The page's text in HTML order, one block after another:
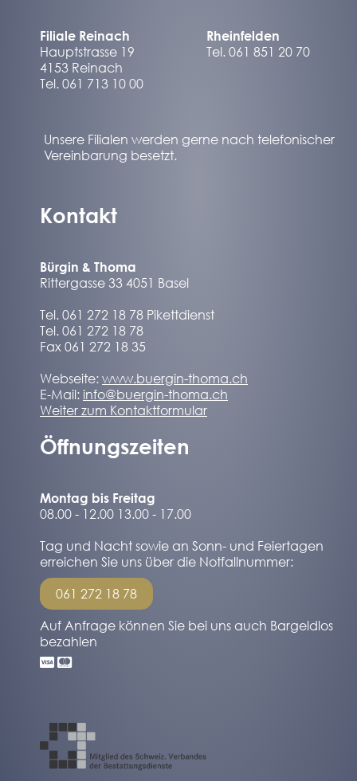
Filiale Reinach
Hauptstrasse 19
4153 Reinach
Tel. 061 713 10 00
Rheinfelden
Tel. 061 851 20 70
Unsere Filialen werden gerne nach telefonischer
Vereinbarung besetzt.
Kontakt
Bürgin & Thoma
Rittergasse 33 4051 Basel
Tel. 061 272 18 78 Pikettdienst
Tel. 061 272 18 78
Fax 061 272 18 35
Webseite: www.buergin-thoma.ch
E-Mail: info@buergin-thoma.ch
Weiter zum Kontaktformular
Öffnungszeiten
Montag bis Freitag
08.00 - 12.00 13.00 - 17.00
Tag und Nacht sowie an Sonn- und Feiertagen
erreichen Sie uns über die Notfallnummer:
061 272 18 78
Auf Anfrage können Sie bei uns auch Bargeldlos
bezahlen